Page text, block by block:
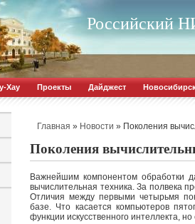
Российский
Хау Проекты Дайджест
Главная » Новости » Поколения
Поколения
Важнейшим компонентом обработки
вычислительная техника. За полвека
Отличия между первыми четырьмя
базе. Что касается компьютеров
функции искусственного интеллекта,